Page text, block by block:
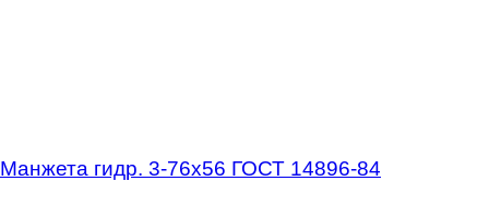
Манжета гидр. 3-76х56 ГОСТ 14896-84